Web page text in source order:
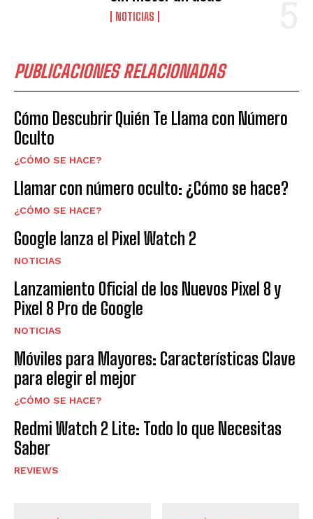
NOTICIAS
PUBLICACIONES RELACIONADAS
Cómo Descubrir Quién Te Llama con Número
Oculto
¿CÓMO SE HACE?
Llamar con número oculto: ¿Cómo se hace?
¿CÓMO SE HACE?
Google lanza el Pixel Watch 2
NOTICIAS
Lanzamiento Oficial de los Nuevos Pixel 8 y
Pixel 8 Pro de Google
NOTICIAS
Móviles para Mayores: Características Clave
para elegir el mejor
¿CÓMO SE HACE?
Redmi Watch 2 Lite: Todo lo que Necesitas
Saber
REVIEWS